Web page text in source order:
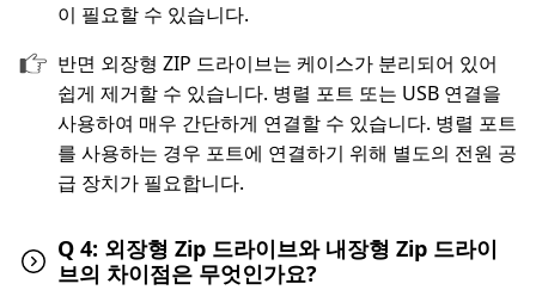
이 필요할 수 있습니다.
반면 외장형 ZIP 드라이브는 케이스가 분리되어 있어
쉽게 제거할 수 있습니다. 병렬 포트 또는 USB 연결을
사용하여 매우 간단하게 연결할 수 있습니다. 병렬 포트
를 사용하는 경우 포트에 연결하기 위해 별도의 전원 공
급 장치가 필요합니다.
Q 4: 외장형 Zip 드라이브와 내장형 Zip 드라이
브의 차이점은 무엇인가요?